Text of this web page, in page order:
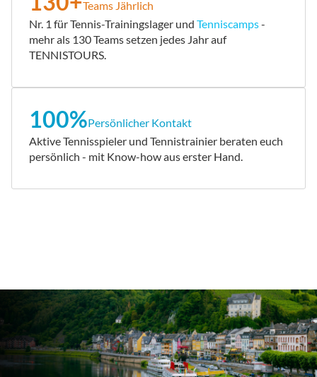
Teams Jährlich
Nr. 1 für Tennis-Trainingslager und Tenniscamps-
mehr als 130 Teams setzen jedes Jahr auf
TENNISTOURS.
100%Persönlicher Kontakt
Aktive Tennisspieler und Tennistrainier beraten euch
persönlich - mit Know-how aus erster Hand.